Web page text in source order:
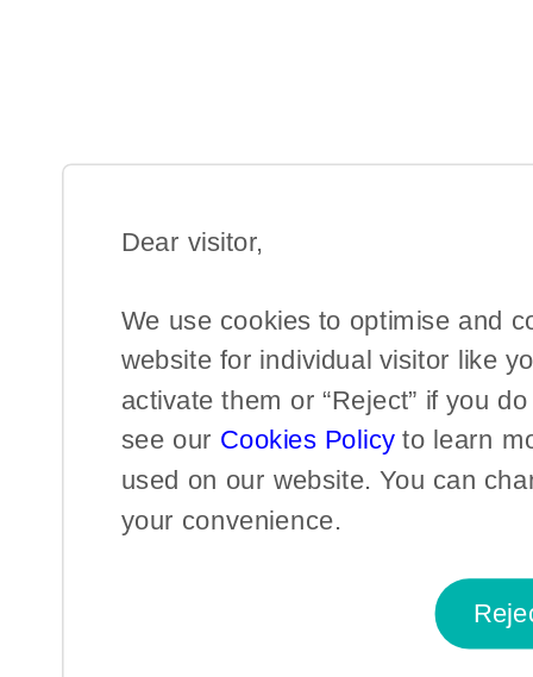
Dear visitor,​
We use cookies to optimise and
website for individual visitor like
activate them or “Reject” if you
see our Cookies Policy to learn
used on our website. You can
your convenience.​